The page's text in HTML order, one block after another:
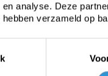
analyse. Deze
verzameld op